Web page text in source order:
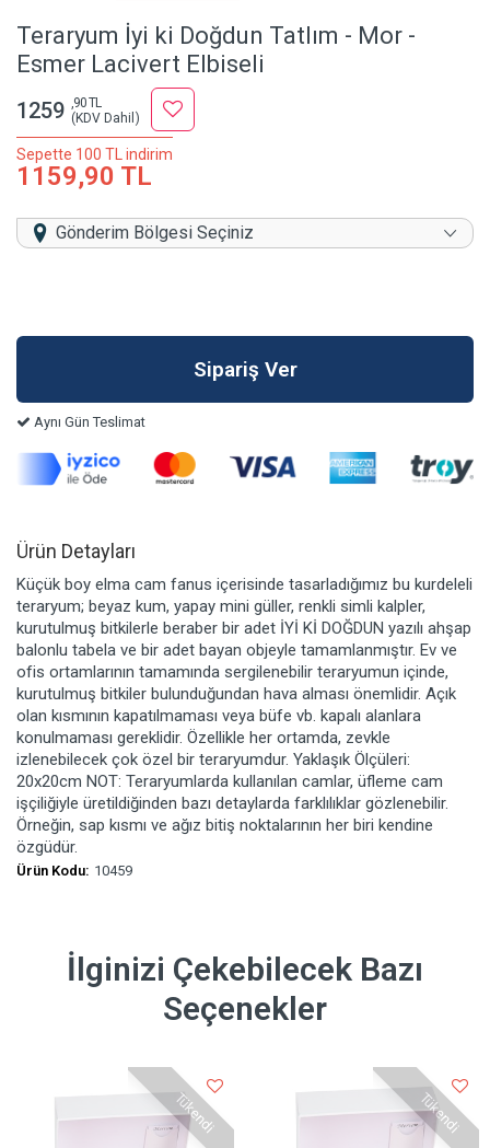
Teraryum İyi ki Doğdun Tatlım - Mor -
Esmer Lacivert Elbiseli
1259 ,90 TL
(KDV Dahil)
Sepette 100 TL indirim
1159,90 TL
Gönderim Bölgesi Seçiniz
Aynı Gün Teslimat
Ürün Detayları
Küçük boy elma cam fanus içerisinde tasarladığımız bu kurdeleli
teraryum; beyaz kum, yapay mini güller, renkli simli kalpler,
kurutulmuş bitkilerle beraber bir adet İYİ Kİ DOĞDUN yazılı ahşap
balonlu tabela ve bir adet bayan objeyle tamamlanmıştır. Ev ve
ofis ortamlarının tamamında sergilenebilir teraryumun içinde,
kurutulmuş bitkiler bulunduğundan hava alması önemlidir. Açık
olan kısmının kapatılmaması veya büfe vb. kapalı alanlara
konulmaması gereklidir. Özellikle her ortamda, zevkle
izlenebilecek çok özel bir teraryumdur. Yaklaşık Ölçüleri:
20x20cm NOT: Teraryumlarda kullanılan camlar, üfleme cam
işçiliğiyle üretildiğinden bazı detaylarda farklılıklar gözlenebilir.
Örneğin, sap kısmı ve ağız bitiş noktalarının her biri kendine
özgüdür.
Ürün Kodu: 10459
İlginizi Çekebilecek Bazı
Seçenekler
Tükendi Tükendi